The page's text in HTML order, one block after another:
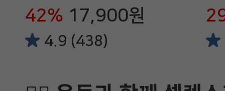
42% 17,900원
4.9 (438)